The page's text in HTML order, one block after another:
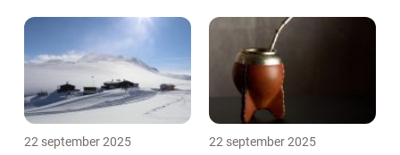
22 september 2025 22 september 2025